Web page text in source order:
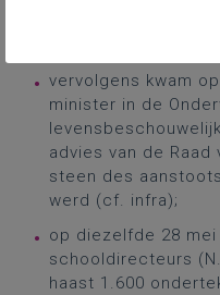
vervolgens kwam op
minister in de
advies van de
steen des
werd (cf. infra);
op diezelfde 28
schooldirecteurs
haast 1.600